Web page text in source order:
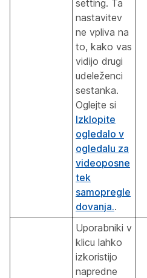
setting. Ta
nastavitev
ne vpliva na
to, kako vas
vidijo drugi
udeleženci
sestanka.
Oglejte si
Izklopite
ogledalo v
ogledalu za
videoposne
tek
samopregle
dovanja..
Uporabniki v
klicu lahko
izkoristijo
napredne